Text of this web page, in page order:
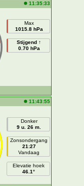
11:35:33
Max
1015.8 hPa
Stijgend ↑
0.70 hPa
11:43:55
Donker
9 u. 26 m.
Zonsondergang
21:27
Vandaag
Elevatie hoek
46.1°